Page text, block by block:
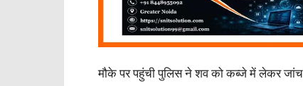
मौके पर पहुंची पुलिस ने शव को कब्जे में लेकर जांच